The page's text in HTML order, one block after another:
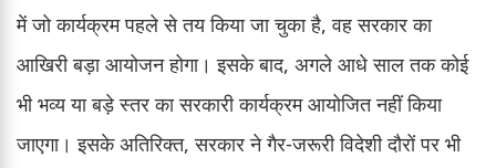
में जो कार्यक्रम पहले से तय किया जा चुका है, वह सरकार का
आखिरी बड़ा आयोजन होगा। इसके बाद, अगले आधे साल तक कोई
भी भव्य या बड़े स्तर का सरकारी कार्यक्रम आयोजित नहीं किया
जाएगा। इसके अतिरिक्त, सरकार ने गैर-जरूरी विदेशी दौरों पर भी